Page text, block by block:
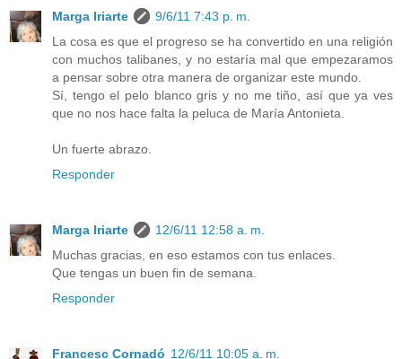
Marga Iriarte
9/6/11 7:43 p. m.
La cosa es que el progreso se ha convertido en una religión
con muchos talibanes, y no estaría mal que empezaramos
a pensar sobre otra manera de organizar este mundo.
Sí, tengo el pelo blanco gris y no me tiño, así que ya ves
que no nos hace falta la peluca de María Antonieta.
Un fuerte abrazo.
Responder
Marga Iriarte
12/6/11 12:58 a. m.
Muchas gracias, en eso estamos con tus enlaces.
Que tengas un buen fin de semana.
Responder
Francesc Cornadó 12/6/11 10:05 a. m.